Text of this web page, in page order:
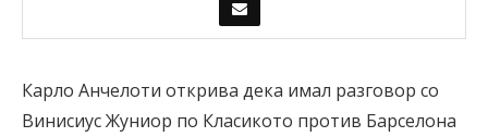
Карло Анчелоти открива дека имал разговор со
Винисиус Жуниор по Класикото против Барселона